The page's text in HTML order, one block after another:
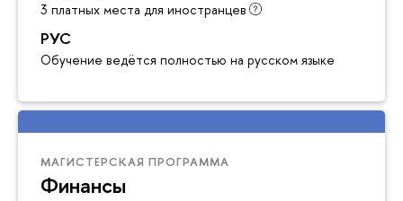
3 платных места для иностранцев
РУС
Обучение ведётся полностью на русском языке
МАГИСТЕРСКАЯ ПРОГРАММА
Финансы